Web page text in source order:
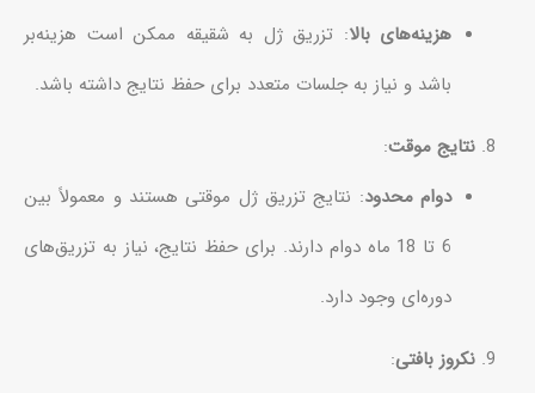
هزینه‌های بالا: تزریق ژل به شقیقه ممکن است هزینه‌بر
باشد و نیاز به جلسات متعدد برای حفظ نتایج داشته باشد.
نتایج موقت:
دوام محدود: نتایج تزریق ژل موقتی هستند و معمولاً بین
6 تا 18 ماه دوام دارند. برای حفظ نتایج، نیاز به تزریق‌های
دوره‌ای وجود دارد.
نکروز بافتی: